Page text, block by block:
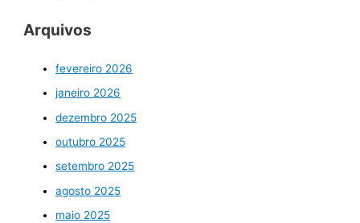
Arquivos
fevereiro 2026
janeiro 2026
dezembro 2025
outubro 2025
setembro 2025
agosto 2025
maio 2025